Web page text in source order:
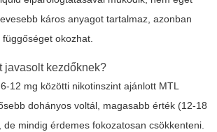
káros anyagot tartalmaz, azonban
okozhat.
javasolt kezdőknek?
12 mg közötti nikotinszint ajánlott MTL
dohányos voltál, magasabb érték (12-18
de mindig érdemes fokozatosan csökkenteni.